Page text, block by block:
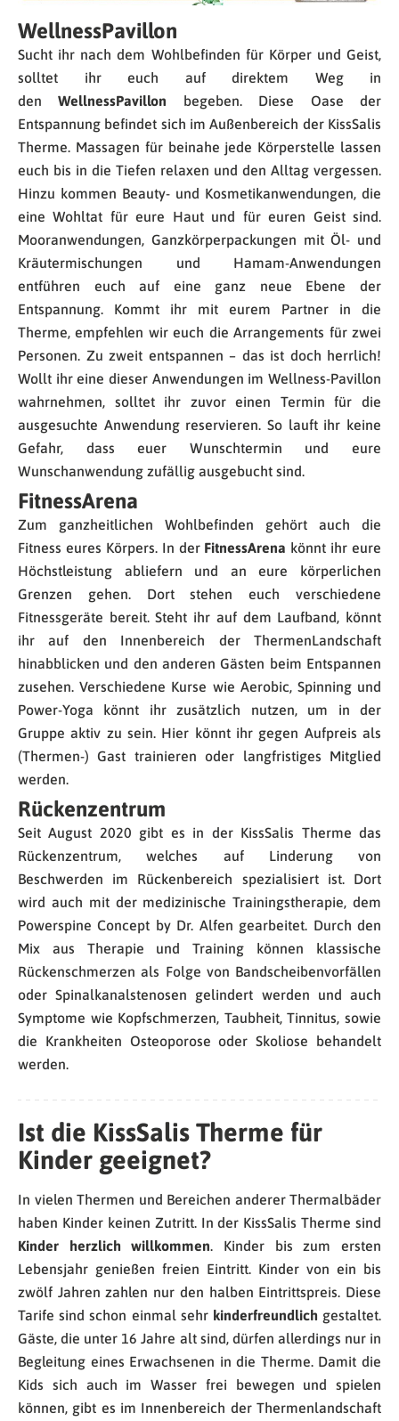
WellnessPavillon
Sucht ihr nach dem Wohlbefinden für Körper und Geist,
solltet ihr euch auf direktem Weg in
denWellnessPavillon begeben. Diese Oase der
Entspannung befindet sich im Außenbereich der KissSalis
Therme. Massagen für beinahe jede Körperstelle lassen
euch bis in die Tiefen relaxen und den Alltag vergessen.
Hinzu kommen Beauty- und Kosmetikanwendungen, die
eine Wohltat für eure Haut und für euren Geist sind.
Mooranwendungen, Ganzkörperpackungen mit Öl- und
Kräutermischungen und Hamam-Anwendungen
entführen euch auf eine ganz neue Ebene der
Entspannung. Kommt ihr mit eurem Partner in die
Therme, empfehlen wir euch die Arrangements für zwei
Personen. Zu zweit entspannen – das ist doch herrlich!
Wollt ihr eine dieser Anwendungen im Wellness-Pavillon
wahrnehmen, solltet ihr zuvor einen Termin für die
ausgesuchte Anwendung reservieren. So lauft ihr keine
Gefahr, dass euer Wunschtermin und eure
Wunschanwendung zufällig ausgebucht sind.
FitnessArena
Zum ganzheitlichen Wohlbefinden gehört auch die
Fitness eures Körpers. In der FitnessArena könnt ihr eure
Höchstleistung abliefern und an eure körperlichen
Grenzen gehen. Dort stehen euch verschiedene
Fitnessgeräte bereit. Steht ihr auf dem Laufband, könnt
ihr auf den Innenbereich der ThermenLandschaft
hinabblicken und den anderen Gästen beim Entspannen
zusehen. Verschiedene Kurse wie Aerobic, Spinning und
Power-Yoga könnt ihr zusätzlich nutzen, um in der
Gruppe aktiv zu sein. Hier könnt ihr gegen Aufpreis als
(Thermen-) Gast trainieren oder langfristiges Mitglied
werden.
Rückenzentrum
Seit August 2020 gibt es in der KissSalis Therme das
Rückenzentrum, welches auf Linderung von
Beschwerden im Rückenbereich spezialisiert ist. Dort
wird auch mit der medizinische Trainingstherapie, dem
Powerspine Concept by Dr. Alfen gearbeitet. Durch den
Mix aus Therapie und Training können klassische
Rückenschmerzen als Folge von Bandscheibenvorfällen
oder Spinalkanalstenosen gelindert werden und auch
Symptome wie Kopfschmerzen, Taubheit, Tinnitus, sowie
die Krankheiten Osteoporose oder Skoliose behandelt
werden.
Ist die KissSalis Therme für
Kinder geeignet?
In vielen Thermen und Bereichen anderer Thermalbäder
haben Kinder keinen Zutritt. In der KissSalis Therme sind
Kinder herzlich willkommen. Kinder bis zum ersten
Lebensjahr genießen freien Eintritt. Kinder von ein bis
zwölf Jahren zahlen nur den halben Eintrittspreis. Diese
Tarife sind schon einmal sehr kinderfreundlich gestaltet.
Gäste, die unter 16 Jahre alt sind, dürfen allerdings nur in
Begleitung eines Erwachsenen in die Therme. Damit die
Kids sich auch im Wasser frei bewegen und spielen
können, gibt es im Innenbereich der Thermenlandschaft